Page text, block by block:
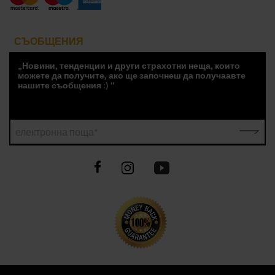
СЪОБЩЕНИЯ
„Новини, тенденции и други страхотни неща, които
можете да получите, ако ще започнеш да получаавте
нашите съобщения :) "